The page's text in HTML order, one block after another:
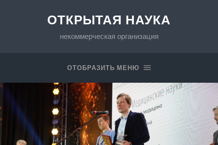
ОТКРЫТАЯ НАУКА
некоммерческая организация
ОТОБРАЗИТЬ МЕНЮ